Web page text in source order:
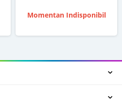
Momentan Indisponibil